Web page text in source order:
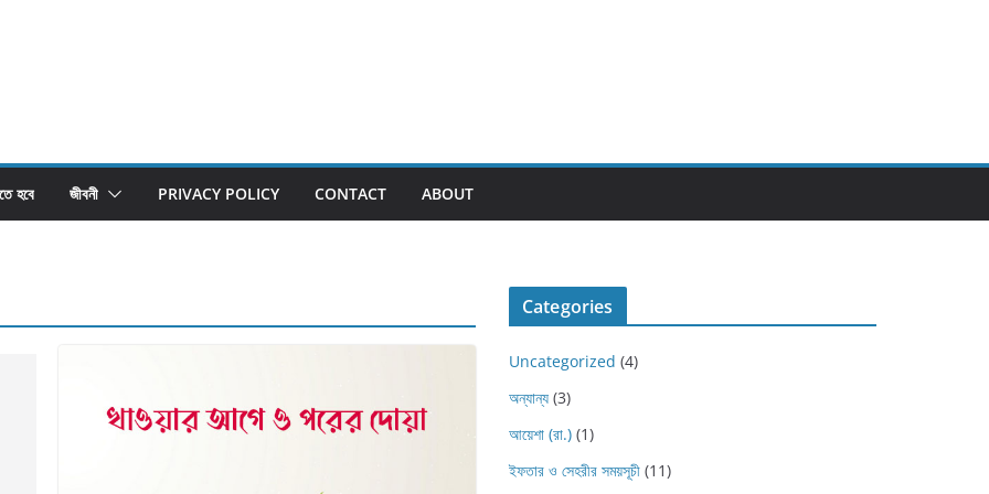
হবে জীবনী PRIVACY POLICY CONTACT ABOUT
Categories
Uncategorized (4)
অন্যান্য (3)
আয়েশা (রা.) (1)
ইফতার ও সেহরীর সময়সূচী (11)